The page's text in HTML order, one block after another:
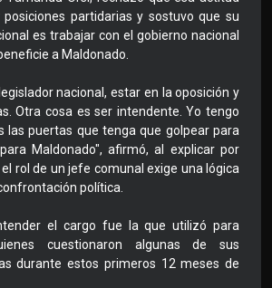
partidarias y sostuvo que su
es trabajar con el gobierno nacional
a Maldonado.
nacional, estar en la oposición y
Otra cosa es ser intendente. Yo tengo
las puertas que tenga que golpear para
Maldonado", afirmó, al explicar por
rol de un jefe comunal exige una lógica
política.
el cargo fue la que utilizó para
cuestionaron algunas de sus
durante estos primeros 12 meses de